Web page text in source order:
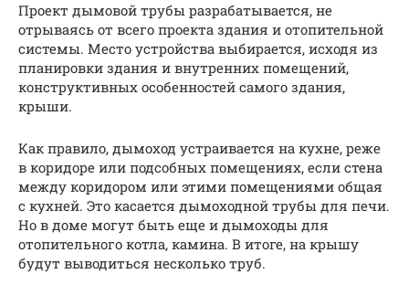
Проект дымовой трубы разрабатывается, не
отрываясь от всего проекта здания и отопительной
системы. Место устройства выбирается, исходя из
планировки здания и внутренних помещений,
конструктивных особенностей самого здания,
крыши.
Как правило, дымоход устраивается на кухне, реже
в коридоре или подсобных помещениях, если стена
между коридором или этими помещениями общая
с кухней. Это касается дымоходной трубы для печи.
Но в доме могут быть еще и дымоходы для
отопительного котла, камина. В итоге, на крышу
будут выводиться несколько труб.